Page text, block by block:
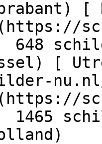
[
648
[
1465